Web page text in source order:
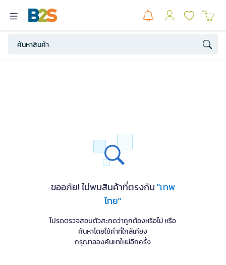
ขออภัย! ไม่พบสินค้าที่ตรงกับ"เทพ
ไทย"
โปรดตรวจสอบตัวสะกดว่าถูกต้องหรือไม่ หรือ
ค้นหาโดยใช้คำที่ใกล้เคียง
กรุณาลองค้นหาใหม่อีกครั้ง